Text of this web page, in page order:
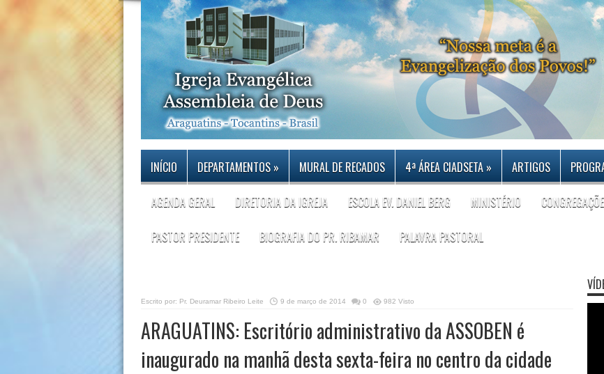
INÍCIO DEPARTAMENTOS» MURAL DE RECADOS 4ª ÁREA CIADSETA» ARTIGOS
AGENDA GERAL DIRETORIA DA IGREJA ESCOLA EV. DANIEL BERG MINISTÉRIO
PASTOR PRESIDENTE BIOGRAFIA DO PR. RIBAMAR PALAVRA PASTORAL
Escrito por: Pr. Deuramar Ribeiro Leite 9 de março de 2014 0 982 Visto
ARAGUATINS: Escritório administrativo da ASSOBEN é
inaugurado na manhã desta sexta-feira no centro da cidade